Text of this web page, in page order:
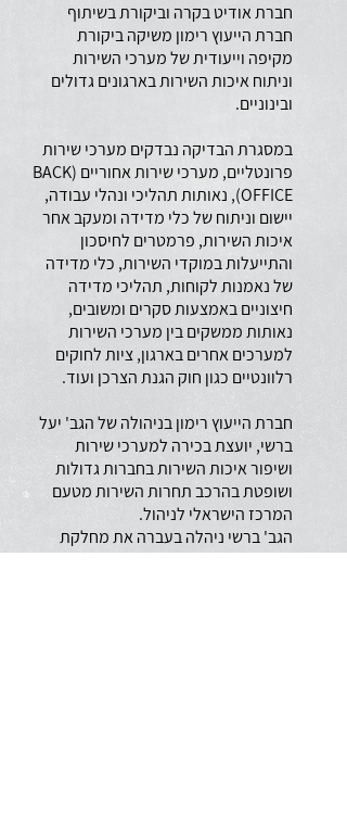
חברת אודיט בקרה וביקורת בשיתוף
חברת הייעוץ רימון משיקה ביקורת
מקיפה וייעודית של מערכי השירות
וניתוח איכות השירות בארגונים גדולים
ובינוניים.
במסגרת הבדיקה נבדקים מערכי שירות
פרונטליים, מערכי שירות אחוריים (BACK
OFFICE), נאותות תהליכי ונהלי עבודה,
יישום וניתוח של כלי מדידה ומעקב אחר
איכות השירות, פרמטרים לחיסכון
והתייעלות במוקדי השירות, כלי מדידה
של נאמנות לקוחות, תהליכי מדידה
חיצוניים באמצעות סקרים ומשובים,
נאותות ממשקים בין מערכי השירות
למערכים אחרים בארגון, ציות לחוקים
רלוונטיים כגון חוק הגנת הצרכן ועוד.
חברת הייעוץ רימון בניהולה של הגב' יעל
ברשי, יועצת בכירה למערכי שירות
ושיפור איכות השירות בחברות גדולות
ושופטת בהרכב תחרות השירות מטעם
המרכז הישראלי לניהול.
הגב' ברשי ניהלה בעברה את מחלקת
איכות השירות בקופת חולים לאומית